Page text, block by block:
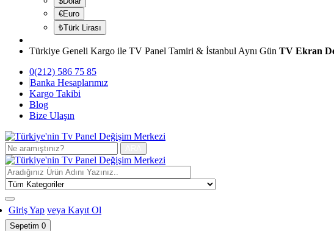
€Euro
₺Türk Lirası
Türkiye Geneli Kargo ile TV Panel Tamiri & İstanbul Aynı Gün TV Ekran
0(212) 586 75 85
Banka Hesaplarımız
Kargo Takibi
Blog
Bize Ulaşın
Giriş Yap veya Kayıt Ol
Sepetim 0